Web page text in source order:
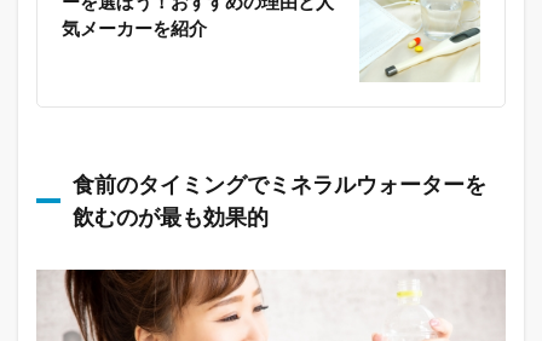
気メーカーを紹介
食前のタイミングでミネラルウォーターを
飲むのが最も効果的